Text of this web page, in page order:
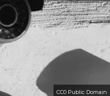
CC0 Public Domain